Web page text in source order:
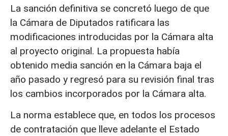
La sanción definitiva se concretó luego de que
la Cámara de Diputados ratificara las
modificaciones introducidas por la Cámara alta
al proyecto original. La propuesta había
obtenido media sanción en la Cámara baja el
año pasado y regresó para su revisión final tras
los cambios incorporados por la Cámara alta.
La norma establece que, en todos los procesos
de contratación que lleve adelante el Estado